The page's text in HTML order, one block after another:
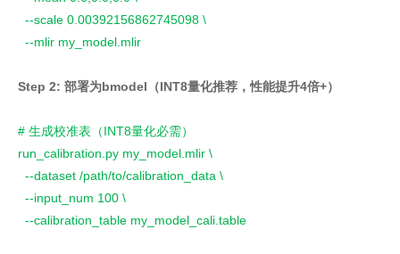
--scale 0.00392156862745098 \
--mlir my_model.mlir
Step 2: 部署为bmodel（INT8量化推荐，性能提升4倍+）
# 生成校准表（INT8量化必需）
run_calibration.py my_model.mlir \
--dataset /path/to/calibration_data \
--input_num 100 \
--calibration_table my_model_cali.table